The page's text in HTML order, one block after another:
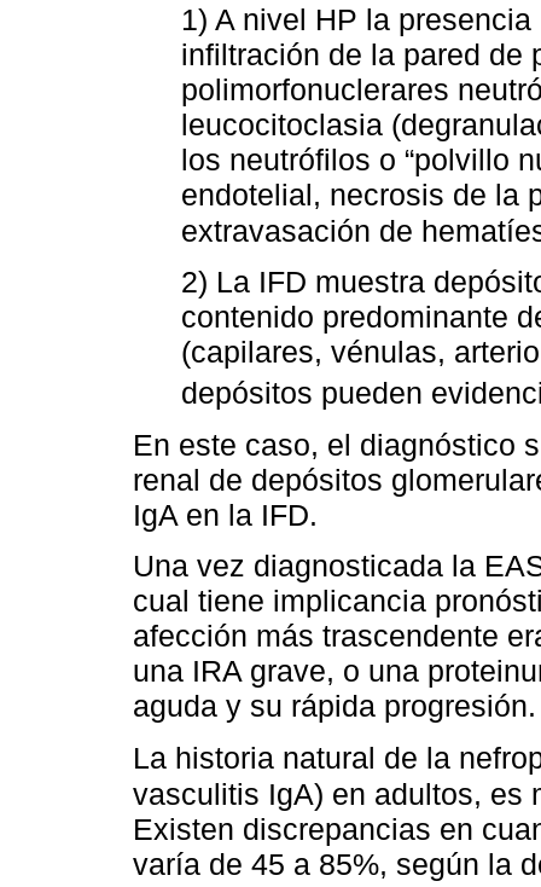
1) A nivel HP la
infiltración de la pared de
polimorfonuclerares
leucocitoclasia
los neutrófilos o “polvillo
endotelial, necrosis de la
extravasación de
2) La IFD muestra
contenido predominante
(capilares, vénulas,
depósitos pueden
En este caso, el diagnóstico
renal de depósitos
IgA en la IFD.
Una vez diagnosticada la
cual tiene implicancia
afección más trascendente
una IRA grave, o una
aguda y su rápida progresión.
La historia natural de la
vasculitis IgA) en adultos,
Existen discrepancias en
varía de 45 a 85%, según la